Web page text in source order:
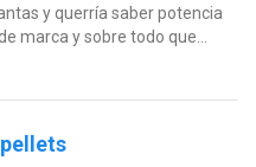
y querría saber potencia
marca y sobre todo que...